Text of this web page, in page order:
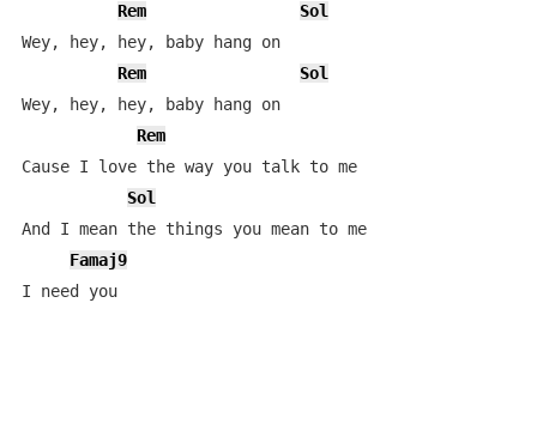
Rem
Sol
Wey, hey, hey, baby hang on
Rem
Sol
Wey, hey, hey, baby hang on
Rem
Cause I love the way you talk to me
Sol
And I mean the things you mean to me
Famaj9
I need you